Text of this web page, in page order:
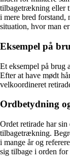
tilbagetrækning eller
i mere bred forstand,
situation, hvor man
Eksempel på
Et eksempel på brug
Efter at have mødt
velkoordineret
Ordbetydning
Ordet retirade har
tilbagetrækning.
i mange år og
sig tilbage i orden for